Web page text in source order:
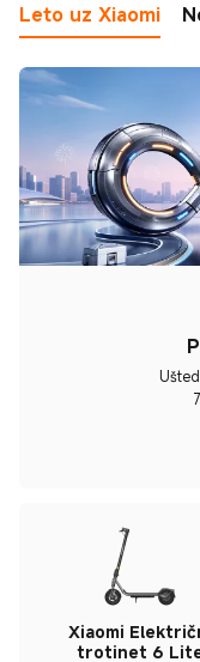
Leto uz Xiaomi
Xiaomi
trotinet 6